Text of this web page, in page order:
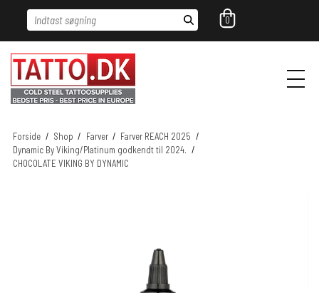
Indtast søgning 0
Forside / Shop / Farver / Farver REACH 2025 /
Dynamic By Viking/Platinum godkendt til 2024. /
CHOCOLATE VIKING BY DYNAMIC